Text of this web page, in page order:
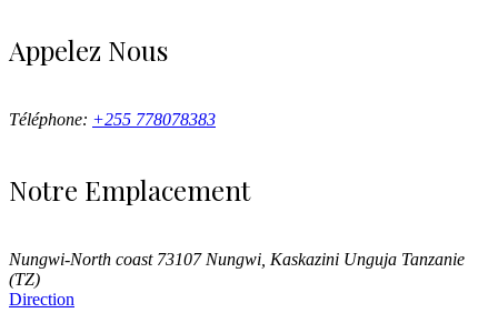
Appelez Nous
Téléphone: +255 778078383
Notre Emplacement
Nungwi-North coast 73107 Nungwi, Kaskazini Unguja Tanzanie
(TZ)
Direction